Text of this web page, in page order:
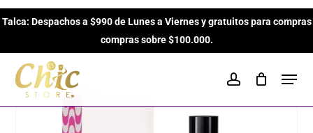
Skip
to
content
Talca: Despachos a $990 de Lunes a Viernes y gratuitos para compras
compras sobre $100.000.
account
Inicio Perfumes para Mujeres Amaderados
Sexy
Muse de Ted Lapidus EDT de 100ml para Mujeres